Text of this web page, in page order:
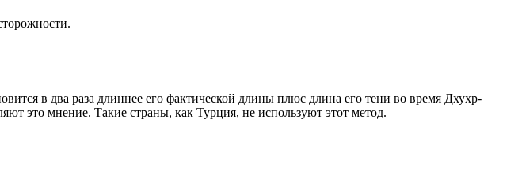
в два раза длиннее его фактической длины плюс длина его тени во время Дхухр-
это мнение. Такие страны, как Турция, не используют этот метод.